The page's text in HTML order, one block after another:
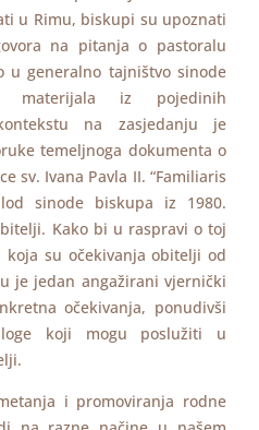
u Rimu, biskupi su upoznati
na pitanja o pastoralu
u generalno tajništvo sinode
materijala iz pojedinih
na zasjedanju je
temeljnoga dokumenta o
sv. Ivana Pavla II. “Familiaris
sinode biskupa iz 1980.
Kako bi u raspravi o toj
su očekivanja obitelji od
je jedan angažirani vjernički
očekivanja, ponudivši
koji mogu poslužiti u
i promoviranja rodne